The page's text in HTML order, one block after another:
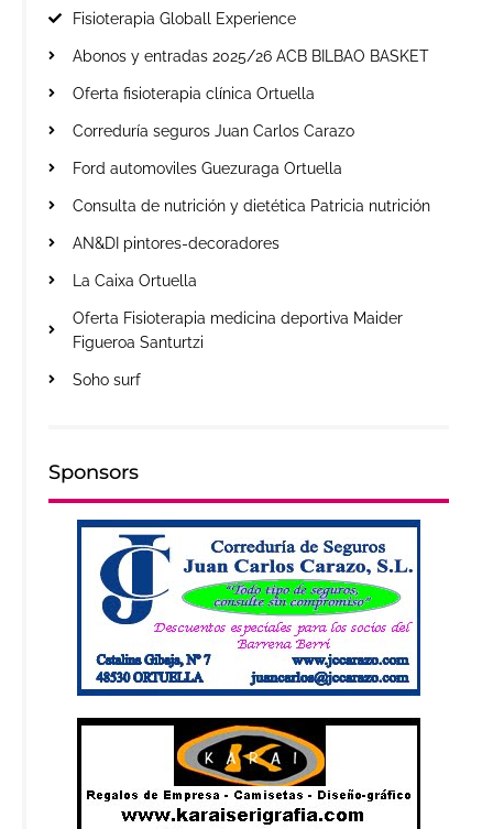
Fisioterapia Globall Experience
Abonos y entradas 2025/26 ACB BILBAO BASKET
Oferta fisioterapia clínica Ortuella
Correduría seguros Juan Carlos Carazo
Ford automoviles Guezuraga Ortuella
Consulta de nutrición y dietética Patricia nutrición
AN&DI pintores-decoradores
La Caixa Ortuella
Oferta Fisioterapia medicina deportiva Maider
Figueroa Santurtzi
Soho surf
Sponsors